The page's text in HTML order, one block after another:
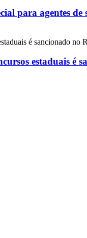
para agentes de
estaduais é